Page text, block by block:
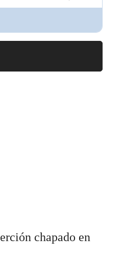
chapado en